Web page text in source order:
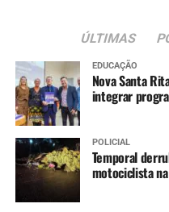
ÚLTIMAS
EDUCAÇÃO
Nova Santa
integrar
POLICIAL
Temporal
motociclista